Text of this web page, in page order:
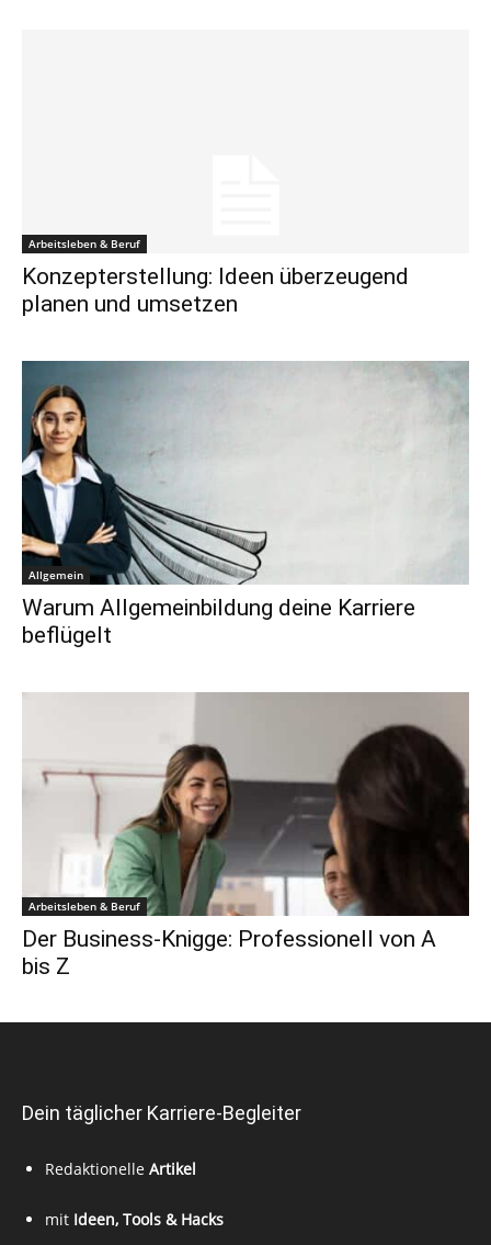
Arbeitsleben & Beruf
Konzepterstellung: Ideen überzeugend
planen und umsetzen
Allgemein
Warum Allgemeinbildung deine Karriere
beflügelt
Arbeitsleben & Beruf
Der Business-Knigge: Professionell von A
bis Z
Dein täglicher Karriere-Begleiter
Redaktionelle Artikel
mit Ideen, Tools & Hacks